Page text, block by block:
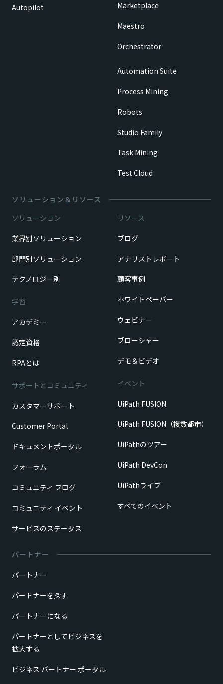
Autopilot Marketplace
Maestro
Orchestrator
Automation Suite
Process Mining
Robots
Studio Family
Task Mining
Test Cloud
ソリューション＆リソース
ソリューション
業界別ソリューション
部門別ソリューション
テクノロジー別
学習
アカデミー
認定資格
RPAとは
サポートとコミュニティ
カスタマーサポート
Customer Portal
ドキュメントポータル
フォーラム
コミュニティ ブログ
コミュニティ イベント
サービスのステータス
リソース
ブログ
アナリストレポート
顧客事例
ホワイトペーパー
ウェビナー
ブローシャー
デモ＆ビデオ
イベント
UiPath FUSION
UiPath FUSION（複数都市）
UiPathのツアー
UiPath DevCon
UiPathライブ
すべてのイベント
パートナー
パートナー
パートナーを探す
パートナーになる
パートナーとしてビジネスを
拡大する
ビジネス パートナー ポータル